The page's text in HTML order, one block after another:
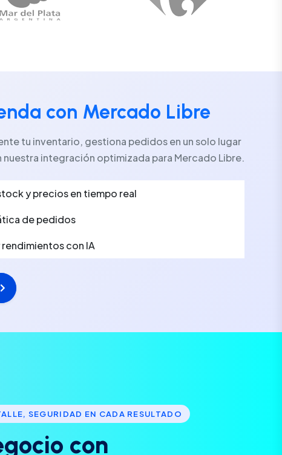
con Mercado Libre
tu inventario, gestiona pedidos en un solo lugar
nuestra integración optimizada para Mercado Libre.
y precios en tiempo real
de pedidos
con IA
SEGURIDAD EN CADA RESULTADO
gocio con